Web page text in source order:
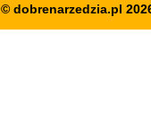
© dobrenarzedzia.pl